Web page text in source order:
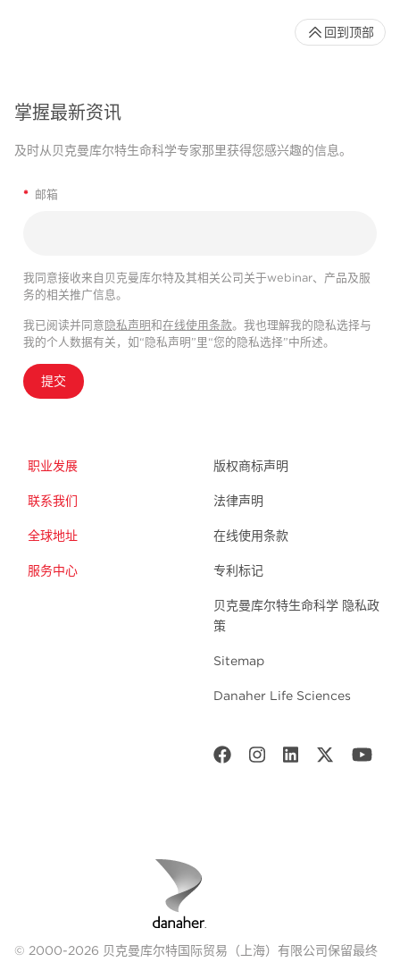
掌握最新资讯
及时从贝克曼库尔特生命科学专家那里获得您感兴趣的信息。
* 邮箱
我同意接收来自贝克曼库尔特及其相关公司关于webinar、产品及服
务的相关推广信息。
我已阅读并同意隐私声明和在线使用条款。我也理解我的隐私选择与
我的个人数据有关，如“隐私声明”里“您的隐私选择”中所述。
提交
职业发展
联系我们
全球地址
服务中心
版权商标声明
法律声明
在线使用条款
专利标记
贝克曼库尔特生命科学 隐私政
策
Sitemap
Danaher Life Sciences
回到顶部
© 2000-2026 贝克曼库尔特国际贸易（上海）有限公司保留最终